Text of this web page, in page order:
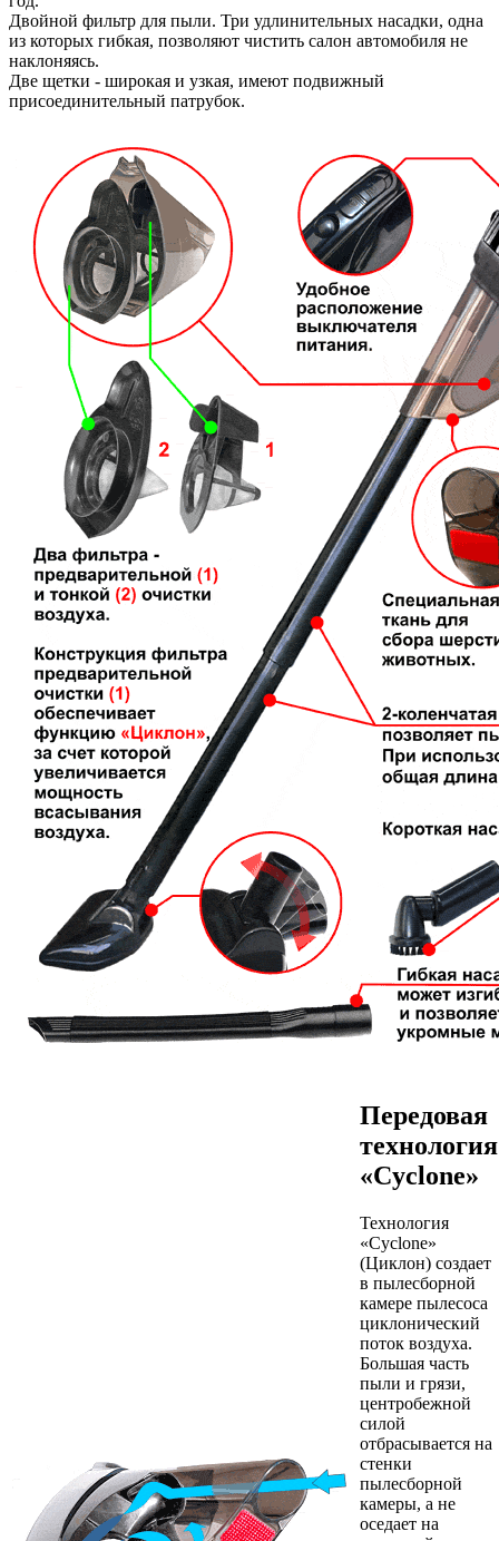
Двойной фильтр для пыли. Три удлинительных насадки, одна
из которых гибкая, позволяют чистить салон автомобиля не
наклоняясь.
Две щетки - широкая и узкая, имеют подвижный
присоединительный патрубок.
Передовая
технология
«Сyclone»
Технология
«Сyclone»
(Циклон) создает
в пылесборной
камере пылесоса
циклонический
поток воздуха.
Большая часть
пыли и грязи,
центробежной
силой
отбрасывается на
стенки
пылесборной
камеры, а не
оседает на